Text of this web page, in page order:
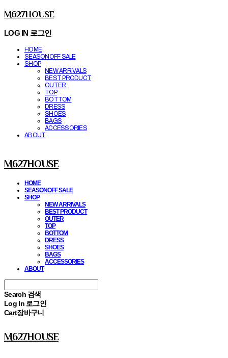
M627HOUSE
LOG IN 로그인
HOME
SEASONOFF SALE
SHOP
NEW ARRIVALS
BEST PRODUCT
OUTER
TOP
BOTTOM
DRESS
SHOES
BAGS
ACCESSORIES
ABOUT
M627HOUSE
HOME
SEASONOFF SALE
SHOP
NEW ARRIVALS
BEST PRODUCT
OUTER
TOP
BOTTOM
DRESS
SHOES
BAGS
ACCESSORIES
ABOUT
Search 검색
Log In 로그인
Cart장바구니
M627HOUSE